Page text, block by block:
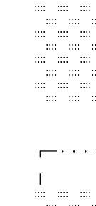
:::: ::::
:::: ::::
:::: ::::
:::: ::::
:::: ::::
:::: ::::
:::: ::::
:::: ::::
┏━・・・
:::: ::::